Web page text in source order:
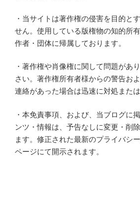
・当サイトは著作権の侵害を目的と
せん。使用している版権物の知的所
作者・団体に帰属しております。
・著作権や肖像権に関して問題があ
さい。著作権所有者様からの警告お
連絡があった場合は迅速に対処または
・本免責事項、および、当ブログに
ンツ・情報は、予告なしに変更・削
ます。修正された最新のプライバシ
ページにて開示されます。